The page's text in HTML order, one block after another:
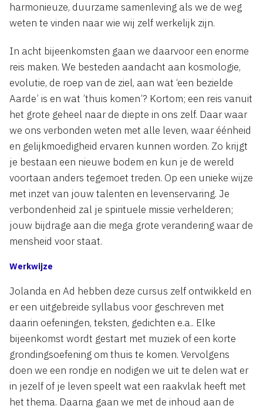
harmonieuze, duurzame samenleving als we de weg
weten te vinden naar wie wij zelf werkelijk zijn.
In acht bijeenkomsten gaan we daarvoor een enorme
reis maken. We besteden aandacht aan kosmologie,
evolutie, de roep van de ziel, aan wat ‘een bezielde
Aarde’ is en wat ’thuis komen’? Kortom; een reis vanuit
het grote geheel naar de diepte in ons zelf. Daar waar
we ons verbonden weten met alle leven, waar éénheid
en gelijkmoedigheid ervaren kunnen worden. Zo krijgt
je bestaan een nieuwe bodem en kun je de wereld
voortaan anders tegemoet treden. Op een unieke wijze
met inzet van jouw talenten en levenservaring. Je
verbondenheid zal je spirituele missie verhelderen;
jouw bijdrage aan die mega grote verandering waar de
mensheid voor staat.
Werkwijze
Jolanda en Ad hebben deze cursus zelf ontwikkeld en
er een uitgebreide syllabus voor geschreven met
daarin oefeningen, teksten, gedichten e.a.. Elke
bijeenkomst wordt gestart met muziek of een korte
grondingsoefening om thuis te komen. Vervolgens
doen we een rondje en nodigen we uit te delen wat er
in jezelf of je leven speelt wat een raakvlak heeft met
het thema. Daarna gaan we met de inhoud aan de